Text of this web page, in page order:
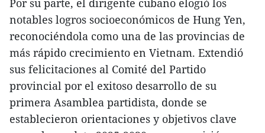
Por su parte, el dirigente cubano elogió los
notables logros socioeconómicos de Hung Yen,
reconociéndola como una de las provincias de
más rápido crecimiento en Vietnam. Extendió
sus felicitaciones al Comité del Partido
provincial por el exitoso desarrollo de su
primera Asamblea partidista, donde se
establecieron orientaciones y objetivos clave